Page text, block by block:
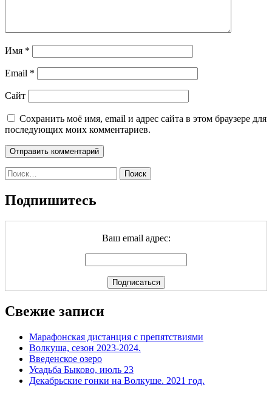
Имя *
Email *
Сайт
Сохранить моё имя, email и адрес сайта в этом браузере для
последующих моих комментариев.
Найти:
Подпишитесь
Ваш email адрес:
Свежие записи
Марафонская дистанция с препятствиями
Волкуша, сезон 2023-2024.
Введенское озеро
Усадьба Быково, июль 23
Декабрьские гонки на Волкуше. 2021 год.